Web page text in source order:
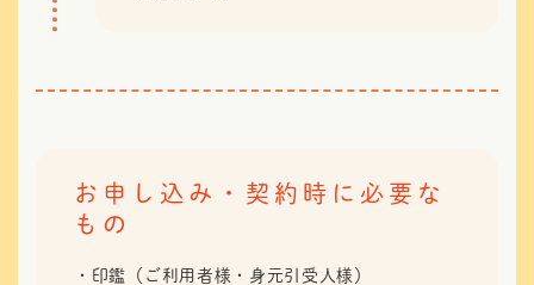
お申し込み・契約時に必要な
もの
・印鑑（ご利用者様・身元引受人様）